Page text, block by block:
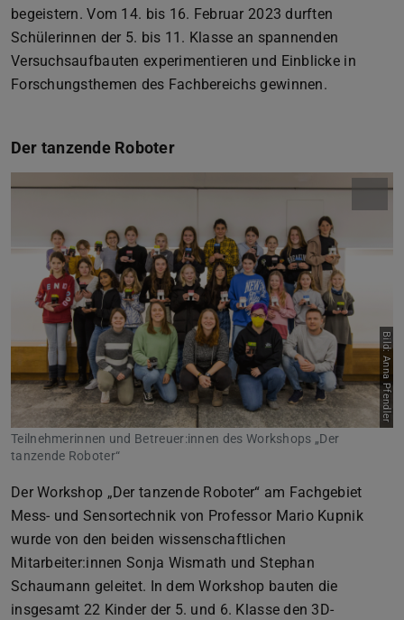
begeistern. Vom 14. bis 16. Februar 2023 durften
Schülerinnen der 5. bis 11. Klasse an spannenden
Versuchsaufbauten experimentieren und Einblicke in
Forschungsthemen des Fachbereichs gewinnen.
Der tanzende Roboter
Bild: Anna Pfendler
Teilnehmerinnen und Betreuer:innen des Workshops „Der
tanzende Roboter“
Der Workshop „Der tanzende Roboter“ am Fachgebiet
Mess- und Sensortechnik von Professor Mario Kupnik
wurde von den beiden wissenschaftlichen
Mitarbeiter:innen Sonja Wismath und Stephan
Schaumann geleitet. In dem Workshop bauten die
insgesamt 22 Kinder der 5. und 6. Klasse den 3D-